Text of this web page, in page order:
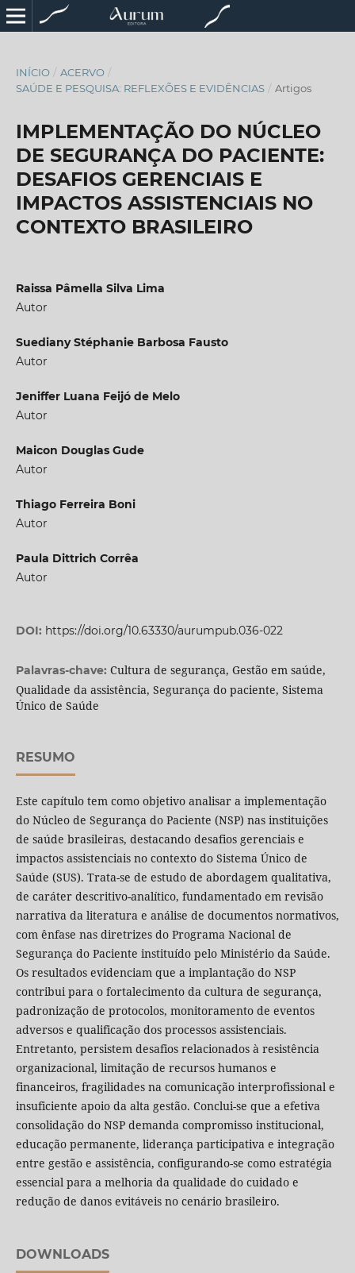
INÍCIO / ACERVO /
SAÚDE E PESQUISA: REFLEXÕES E EVIDÊNCIAS / Artigos
IMPLEMENTAÇÃO DO NÚCLEO
DE SEGURANÇA DO PACIENTE:
DESAFIOS GERENCIAIS E
IMPACTOS ASSISTENCIAIS NO
CONTEXTO BRASILEIRO
Raissa Pâmella Silva Lima
Autor
Suediany Stéphanie Barbosa Fausto
Autor
Jeniffer Luana Feijó de Melo
Autor
Maicon Douglas Gude
Autor
Thiago Ferreira Boni
Autor
Paula Dittrich Corrêa
Autor
DOI: https://doi.org/10.63330/aurumpub.036-022
Palavras-chave: Cultura de segurança, Gestão em saúde,
Qualidade da assistência, Segurança do paciente, Sistema
Único de Saúde
RESUMO
Este capítulo tem como objetivo analisar a implementação
do Núcleo de Segurança do Paciente (NSP) nas instituições
de saúde brasileiras, destacando desafios gerenciais e
impactos assistenciais no contexto do Sistema Único de
Saúde (SUS). Trata-se de estudo de abordagem qualitativa,
de caráter descritivo-analítico, fundamentado em revisão
narrativa da literatura e análise de documentos normativos,
com ênfase nas diretrizes do Programa Nacional de
Segurança do Paciente instituído pelo Ministério da Saúde.
Os resultados evidenciam que a implantação do NSP
contribui para o fortalecimento da cultura de segurança,
padronização de protocolos, monitoramento de eventos
adversos e qualificação dos processos assistenciais.
Entretanto, persistem desafios relacionados à resistência
organizacional, limitação de recursos humanos e
financeiros, fragilidades na comunicação interprofissional e
insuficiente apoio da alta gestão. Conclui-se que a efetiva
consolidação do NSP demanda compromisso institucional,
educação permanente, liderança participativa e integração
entre gestão e assistência, configurando-se como estratégia
essencial para a melhoria da qualidade do cuidado e
redução de danos evitáveis no cenário brasileiro.
DOWNLOADS